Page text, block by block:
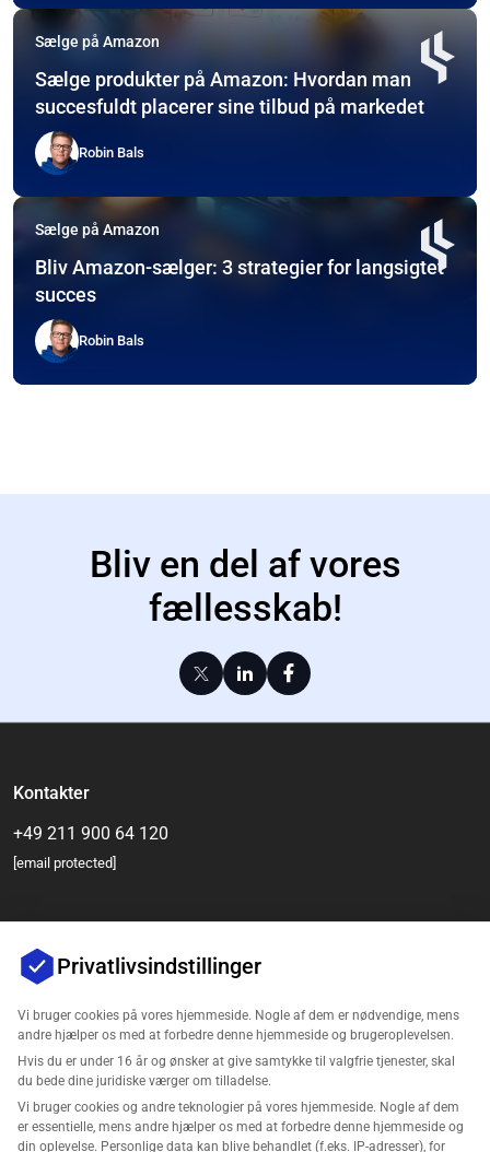
Sælge på Amazon
Sælge produkter på Amazon: Hvordan man
succesfuldt placerer sine tilbud på markedet
Robin Bals
Sælge på Amazon
Bliv Amazon-sælger: 3 strategier for langsigtet
succes
Robin Bals
Bliv en del af vores
fællesskab!
Kontakter
+49 211 900 64 120
[email protected]
Virksomhed
Support
Privatlivsindstillinger
Vi bruger cookies på vores hjemmeside. Nogle af dem er nødvendige, mens
andre hjælper os med at forbedre denne hjemmeside og brugeroplevelsen.
Hvis du er under 16 år og ønsker at give samtykke til valgfrie tjenester, skal
du bede dine juridiske værger om tilladelse.
Vi bruger cookies og andre teknologier på vores hjemmeside. Nogle af dem
er essentielle, mens andre hjælper os med at forbedre denne hjemmeside og
din oplevelse. Personlige data kan blive behandlet (f.eks. IP-adresser), for